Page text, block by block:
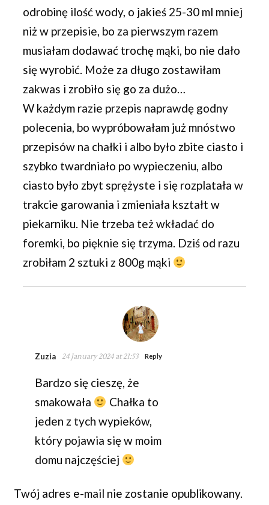
odrobinę ilość wody, o jakieś 25-30 ml mniej
niż w przepisie, bo za pierwszym razem
musiałam dodawać trochę mąki, bo nie dało
się wyrobić. Może za długo zostawiłam
zakwas i zrobiło się go za dużo…
W każdym razie przepis naprawdę godny
polecenia, bo wypróbowałam już mnóstwo
przepisów na chałki i albo było zbite ciasto i
szybko twardniało po wypieczeniu, albo
ciasto było zbyt sprężyste i się rozplatała w
trakcie garowania i zmieniała kształt w
piekarniku. Nie trzeba też wkładać do
foremki, bo pięknie się trzyma. Dziś od razu
zrobiłam 2 sztuki z 800g mąki
Zuzia 24 January 2024 at 21:53 Reply
Bardzo się cieszę, że
smakowała
Chałka to
jeden z tych wypieków,
który pojawia się w moim
domu najczęściej
Twój adres e-mail nie zostanie opublikowany.